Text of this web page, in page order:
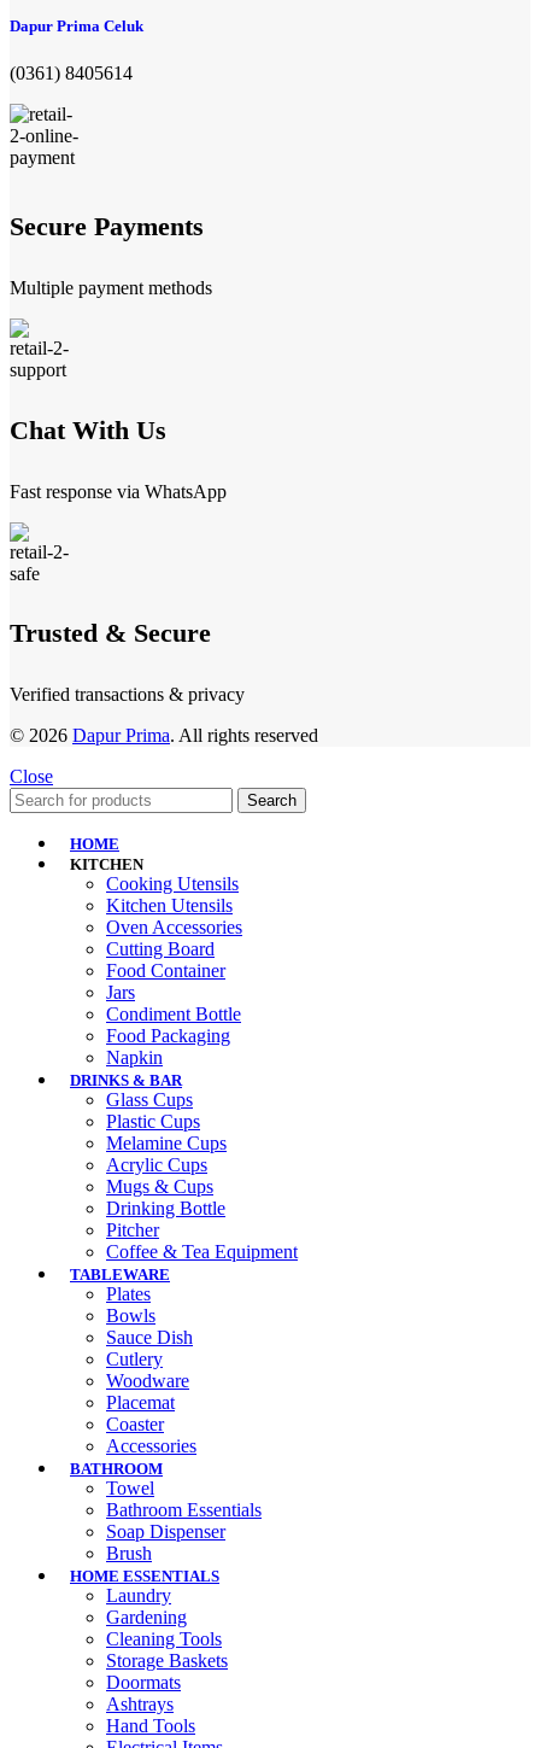
Dapur Prima Celuk
(0361) 8405614
Secure Payments
Multiple payment methods
Chat With Us
Fast response via WhatsApp
Trusted & Secure
Verified transactions & privacy
© 2026 Dapur Prima. All rights reserved
Close
Search
HOME
KITCHEN
Cooking Utensils
Kitchen Utensils
Oven Accessories
Cutting Board
Food Container
Jars
Condiment Bottle
Food Packaging
Napkin
DRINKS & BAR
Glass Cups
Plastic Cups
Melamine Cups
Acrylic Cups
Mugs & Cups
Drinking Bottle
Pitcher
Coffee & Tea Equipment
TABLEWARE
Plates
Bowls
Sauce Dish
Cutlery
Woodware
Placemat
Coaster
Accessories
BATHROOM
Towel
Bathroom Essentials
Soap Dispenser
Brush
HOME ESSENTIALS
Laundry
Gardening
Cleaning Tools
Storage Baskets
Doormats
Ashtrays
Hand Tools